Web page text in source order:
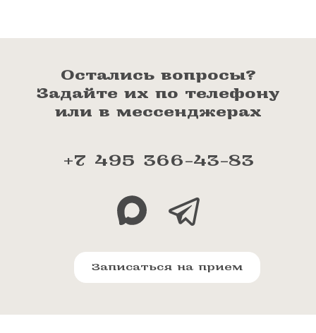
Остались вопросы?
Задайте их по телефону
или в мессенджерах
+7 495 366-43-83
Записаться на прием